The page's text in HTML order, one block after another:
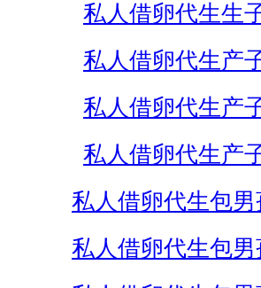
私人借卵代生生
私人借卵代生产
私人借卵代生产
私人借卵代生产
私人借卵代生包男
私人借卵代生包男